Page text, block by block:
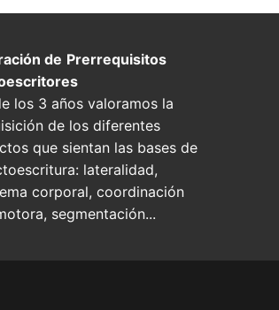
de Prerrequisitos
los 3 años valoramos la
de los diferentes
que sientan las bases de
lateralidad,
corporal, coordinación
segmentación...